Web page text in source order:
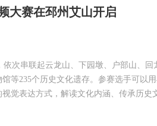
大赛在邳州艾山开启
次串联起云龙山、下园墩、户部山、回
等235个历史文化遗存。参赛选手可以
觉表达方式，解读文化内涵、传承历史